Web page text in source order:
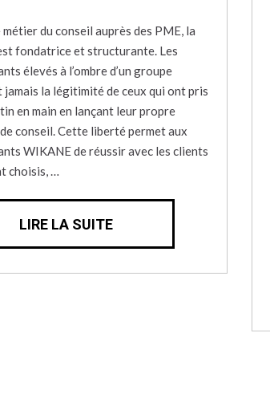
métier du conseil auprès des PME, la
fondatrice et structurante. Les
élevés à l’ombre d’un groupe
jamais la légitimité de ceux qui ont pris
en main en lançant leur propre
conseil. Cette liberté permet aux
WIKANE de réussir avec les clients
choisis, …
LIRE LA SUITE